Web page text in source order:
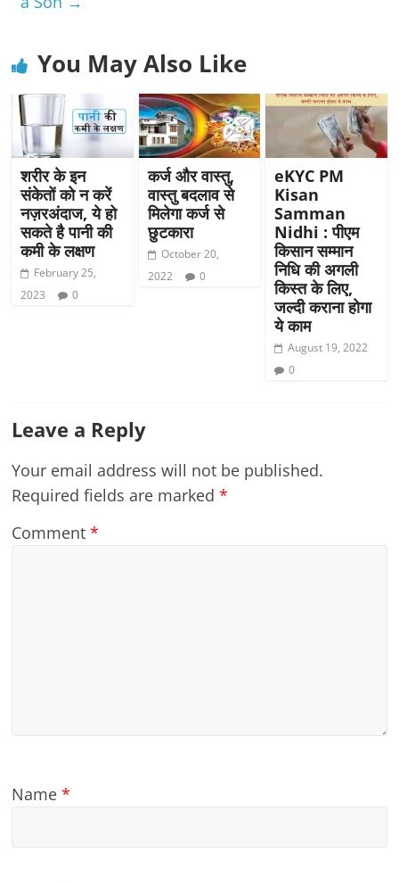
You May Also Like
शरीर के इन
संकेतों को न करें
नज़रअंदाज, ये हो
सकते है पानी की
कमी के लक्षण
February 25,
2023
0
कर्ज और वास्तु,
वास्तु बदलाव से
मिलेगा कर्ज से
छुटकारा
October 20,
2022
0
eKYC PM
Kisan
Samman
Nidhi : पीएम
किसान सम्मान
निधि की अगली
किस्त के लिए,
जल्दी कराना होगा
ये काम
August 19, 2022
0
Leave a Reply
Your email address will not be published.
Required fields are marked*
Comment*
Name*